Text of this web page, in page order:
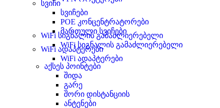
სვიჩი
სვიჩები
POE კონცენტრატორები
მართული სვიჩები
WiFi სიგნალის გამაძლიერებელი
WiFi სიგნალის გამაძლიერებელი
WiFi ადაპტერები
WiFi ადაპტერები
აქსეს პოინტები
შიდა
გარე
შორი დისტანციის
ანტენები